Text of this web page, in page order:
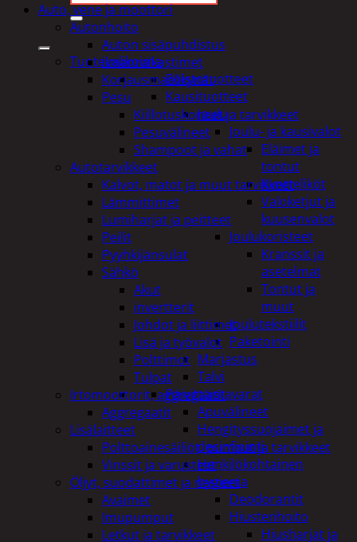
Tuotevalikoima
Poistotuotteet
Kausituotteet
Joulu
Joulu- ja kausivalot
Eläimet ja
tontut
Kyntteliköt
Valoketjut ja
kuusenvalot
Joulukoristeet
Kranssit ja
asetelmat
Tontut ja
muut
Joulutekstiilit
Paketointi
Marjastus
Talvi
Päivittäistavarat
Apuvälineet
Hengityssuojaimet ja
desinfiointi
Henkilökohtainen
hygienia
Deodorantit
Hiustenhoito
Hiusharjat ja
Auto, vene ja moottori
Autonhoito
Auton sisäpuhdistus
ilmanraikastimet
Korjausmaalikynät
Pesu
Kiillotuskoneet ja tarvikkeet
Pesuvälineet
Shampoot ja vahat
Autotarvikkeet
Kalvot, matot ja muut tarvikkeet
Lämmittimet
Lumiharjat ja peitteet
Peilit
Pyyhkijänsulat
Sähkö
Akut
invertterit
Johdot ja liittimet
Lisä ja työvalot
Polttimot
Tulpat
Irtomoottorit, aggregaatit
Aggregaatit
Lisälaitteet
Polttoainesäiliöt, pumput ja tarvikkeet
Vinssit ja varusteet
Öljyt, suodattimet ja nesteet
Avaimet
Imupumput
Letkut ja tarvikkeet